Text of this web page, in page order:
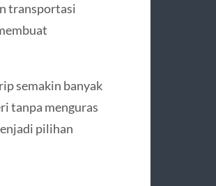
transportasi
semakin banyak
tanpa menguras
pilihan